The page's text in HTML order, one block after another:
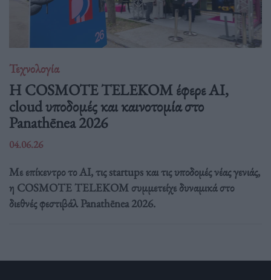
Τεχνολογία
Η COSMOTE TELEKOM έφερε AI,
cloud υποδομές και καινοτομία στο
Panathēnea 2026
04.06.26
Με επίκεντρο το AI, τις startups και τις υποδομές νέας γενιάς,
η COSMOTE TELEKOM συμμετείχε δυναμικά στο
διεθνές φεστιβάλ Panathēnea 2026.